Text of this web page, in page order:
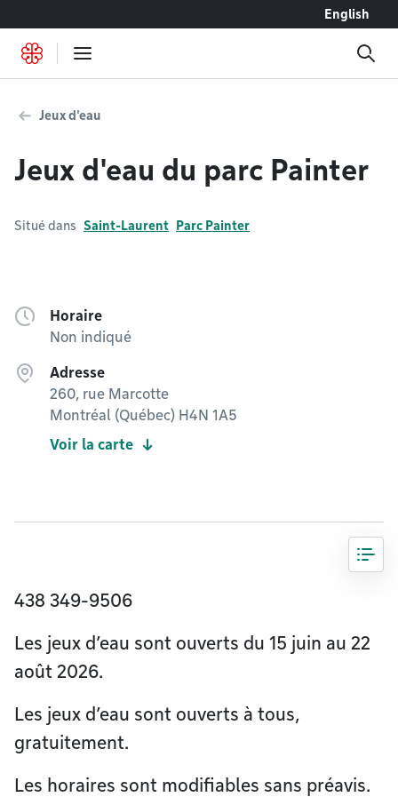
English
Jeux d'eau
Jeux d'eau du parc Painter
Situé dans Saint-Laurent Parc Painter
Horaire
Non indiqué
Adresse
260, rue Marcotte
Montréal (Québec) H4N 1A5
Voir la carte
438 349-9506
Les jeux d’eau sont ouverts du 15 juin au 22
août 2026.
Les jeux d’eau sont ouverts à tous,
gratuitement.
Les horaires sont modifiables sans préavis.